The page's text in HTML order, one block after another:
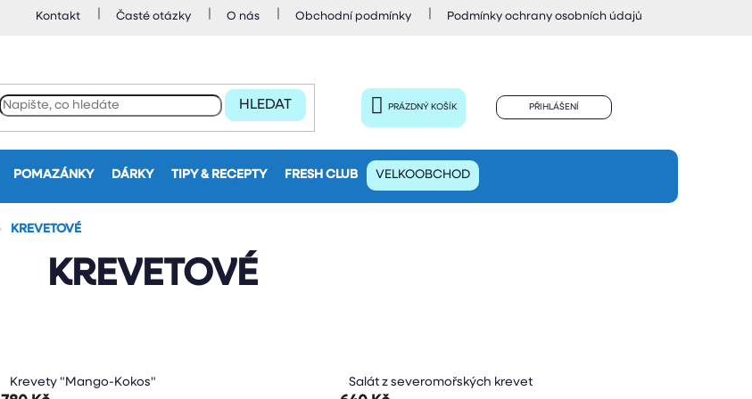
Kontakt Časté otázky O nás Obchodní podmínky Podmínky ochrany osobních údajů
HLEDAT
PŘIHLÁŠENÍ
NÁKUPNÍ
PRÁZDNÝ KOŠÍK
POMAZÁNKY DÁRKY TIPY & RECEPTY FRESH CLUB VELKOOBCHOD
KREVETOVÉ
KREVETOVÉ
Krevety "Mango-Kokos" Salát z severomořských krevet